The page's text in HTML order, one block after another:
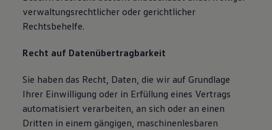
verwaltungsrechtlicher oder gerichtlicher
Rechtsbehelfe.
Recht auf Datenübertragbarkeit
Sie haben das Recht, Daten, die wir auf Grundlage
Ihrer Einwilligung oder in Erfüllung eines Vertrags
automatisiert verarbeiten, an sich oder an einen
Dritten in einem gängigen, maschinenlesbaren